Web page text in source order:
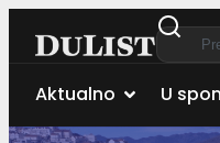
Aktualno U